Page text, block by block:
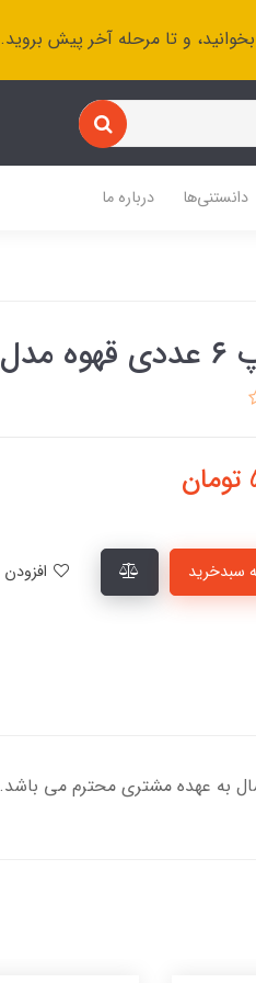
و تا مرحله آخر پیش بروید.
دانستنی‌ها درباره ما
تومان